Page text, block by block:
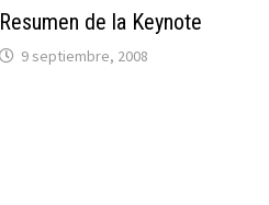
Resumen de la Keynote
9 septiembre, 2008